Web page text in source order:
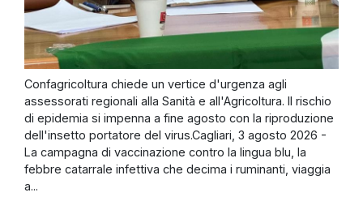
Confagricoltura chiede un vertice d'urgenza agli
assessorati regionali alla Sanità e all'Agricoltura. Il rischio
di epidemia si impenna a fine agosto con la riproduzione
dell'insetto portatore del virus.Cagliari, 3 agosto 2026 -
La campagna di vaccinazione contro la lingua blu, la
febbre catarrale infettiva che decima i ruminanti, viaggia
a...